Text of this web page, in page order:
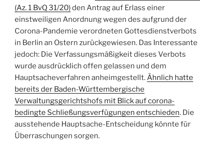
(Az. 1 BvQ 31/20)den Antrag auf Erlass einer
einstweiligen Anordnung wegen des aufgrund der
Corona-Pandemie verordneten Gottesdienstverbots
in Berlin an Ostern zurückgewiesen. Das Interessante
jedoch: Die Verfassungsmäßigkeit dieses Verbots
wurde ausdrücklich offen gelassen und dem
Hauptsacheverfahren anheimgestellt.Ähnlich hatte
bereits der Baden-Württembergische
Verwaltungsgerichtshofs mit Blick auf corona-
bedingte Schließungsverfügungen entschieden. Die
ausstehende Hauptsache-Entscheidung könnte für
Überraschungen sorgen.